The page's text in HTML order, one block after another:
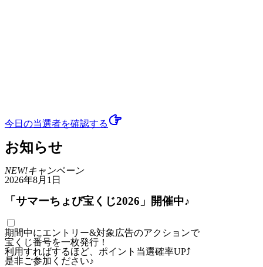
今日の当選者を確認する
お知らせ
NEW!キャンペーン
2026年8月1日
「サマーちょび宝くじ2026」開催中♪
期間中にエントリー&対象広告のアクションで
宝くじ番号を一枚発行！
利用すればするほど、ポイント当選確率UP⤴
是非ご参加ください♪